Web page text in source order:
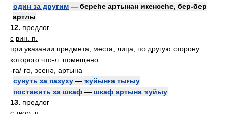
один за другим — береһе артынан икенсеһе, бер-бер
артлы
12. предлог
с вин. п.
при указании предмета, места, лица, по другую сторону
которого что-л. помещено
-ға/-гә, эсенә, артына
сунуть за пазуху — ҡуйынға тығыу
поставить за шкаф — шкаф артына ҡуйыу
13. предлог